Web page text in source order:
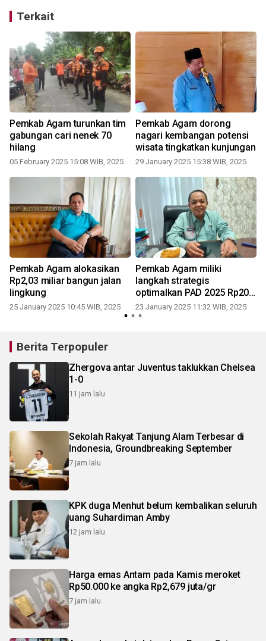
Terkait
Pemkab Agam turunkan tim
gabungan cari nenek 70
hilang
05 February 2025 15:08 WIB, 2025
Pemkab Agam dorong
nagari kembangan potensi
wisata tingkatkan kunjungan
29 January 2025 15:38 WIB, 2025
Pemkab Agam alokasikan
Rp2,03 miliar bangun jalan
lingkung
25 January 2025 10:45 WIB, 2025
Pemkab Agam miliki
langkah strategis
optimalkan PAD 2025 Rp207
miliar
23 January 2025 11:32 WIB, 2025
Berita Terpopuler
Zhergova antar Juventus taklukkan Chelsea
1-0
11 jam lalu
Sekolah Rakyat Tanjung Alam Terbesar di
Indonesia, Groundbreaking September
7 jam lalu
KPK duga Menhut belum kembalikan seluruh
uang Suhardiman Amby
12 jam lalu
Harga emas Antam pada Kamis meroket
Rp50.000 ke angka Rp2,679 juta/gr
7 jam lalu